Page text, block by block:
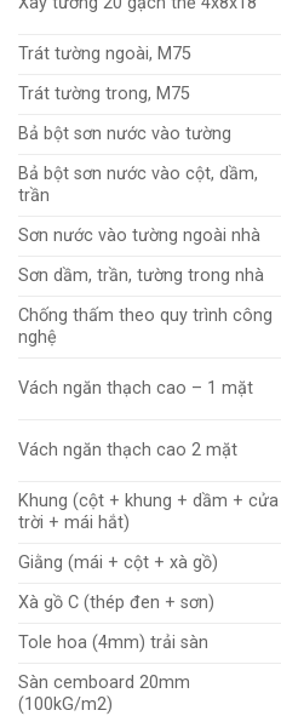
Trát tường ngoài, M75
Trát tường trong, M75
Bả bột sơn nước vào tường
Bả bột sơn nước vào cột, dầm,
trần
Sơn nước vào tường ngoài nhà
Sơn dầm, trần, tường trong nhà
Chống thấm theo quy trình công
nghệ
Vách ngăn thạch cao – 1 mặt
Vách ngăn thạch cao 2 mặt
Khung (cột + khung + dầm + cửa
trời + mái hắt)
Giằng (mái + cột + xà gồ)
Xà gồ C (thép đen + sơn)
Tole hoa (4mm) trải sàn
Sàn cemboard 20mm
(100kG/m2)